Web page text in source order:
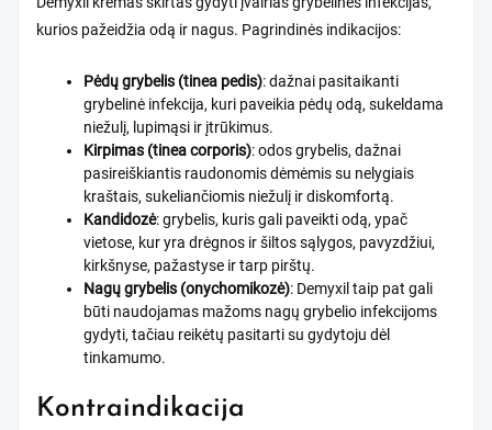
kurios pažeidžia odą ir nagus. Pagrindinės indikacijos:
Pėdų grybelis (tinea pedis): dažnai pasitaikanti
grybelinė infekcija, kuri paveikia pėdų odą, sukeldama
niežulį, lupimąsi ir įtrūkimus.
Kirpimas (tinea corporis): odos grybelis, dažnai
pasireiškiantis raudonomis dėmėmis su nelygiais
kraštais, sukeliančiomis niežulį ir diskomfortą.
Kandidozė: grybelis, kuris gali paveikti odą, ypač
vietose, kur yra drėgnos ir šiltos sąlygos, pavyzdžiui,
kirkšnyse, pažastyse ir tarp pirštų.
Nagų grybelis (onychomikozė): Demyxil taip pat gali
būti naudojamas mažoms nagų grybelio infekcijoms
gydyti, tačiau reikėtų pasitarti su gydytoju dėl
tinkamumo.
Kontraindikacija